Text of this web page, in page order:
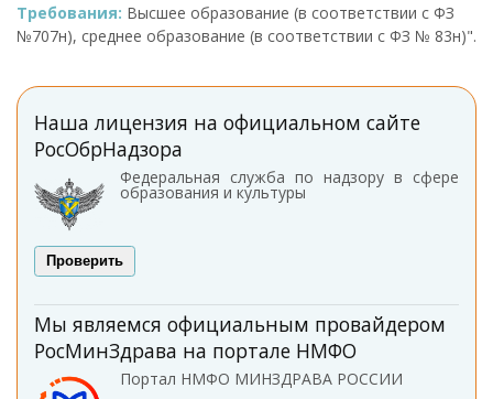
Требования: Высшее образование (в соответствии с ФЗ
№707н), среднее образование (в соответствии с ФЗ № 83н)".
Наша лицензия на официальном сайте
РосОбрНадзора
Федеральная служба по надзору в сфере
образования и культуры
Проверить
Мы являемся официальным провайдером
РосМинЗдрава на портале НМФО
Портал НМФО МИНЗДРАВА РОССИИ